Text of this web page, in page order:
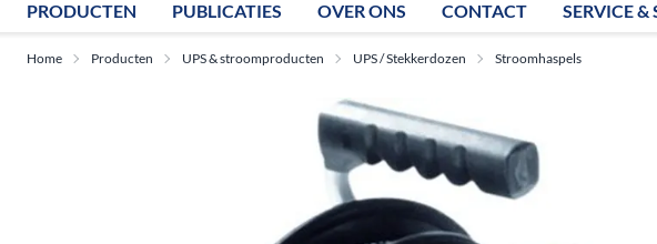
PRODUCTEN PUBLICATIES OVER ONS CONTACT SERVICE &
Home Producten UPS & stroomproducten UPS / Stekkerdozen Stroomhaspels